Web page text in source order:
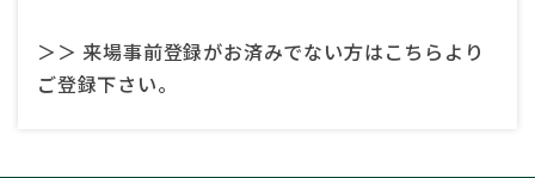
＞＞ 来場事前登録がお済みでない方はこちらより
ご登録下さい。